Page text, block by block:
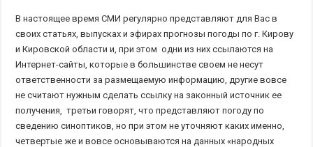
В настоящее время СМИ регулярно представляют для Вас в
своих статьях, выпусках и эфирах прогнозы погоды по г. Кирову
и Кировской области и, при этом одни из них ссылаются на
Интернет-сайты, которые в большинстве своем не несут
ответственности за размещаемую информацию, другие вовсе
не считают нужным сделать ссылку на законный источник ее
получения, третьи говорят, что представляют погоду по
сведению синоптиков, но при этом не уточняют каких именно,
четвертые же и вовсе основываются на данных «народных